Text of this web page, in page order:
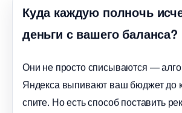
Куда каждую полночь
деньги с вашего баланса?
Они не просто списываются —
Яндекса выпивают ваш бюджет до
спите. Но есть способ поставить